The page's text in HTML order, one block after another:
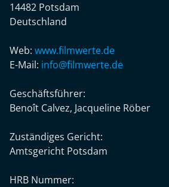
14482 Potsdam
Deutschland
Web: www.filmwerte.de
E-Mail: info@filmwerte.de
Geschäftsführer:
Benoît Calvez, Jacqueline Röber
Zuständiges Gericht:
Amtsgericht Potsdam
HRB Nummer: